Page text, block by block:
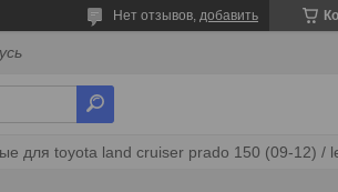
Нет отзывов, добавить
для toyota land cruiser prado 150 (09-12) /